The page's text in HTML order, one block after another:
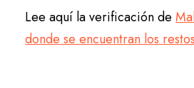
Lee aquí la verificación de
donde se encuentran los